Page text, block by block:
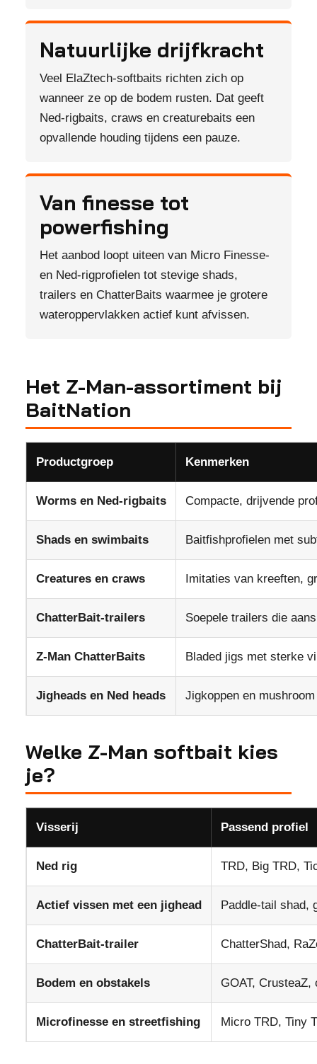
Natuurlijke drijfkracht
Veel ElaZtech-softbaits richten zich op
wanneer ze op de bodem rusten. Dat geeft
Ned-rigbaits, craws en creaturebaits een
opvallende houding tijdens een pauze.
Van finesse tot
powerfishing
Het aanbod loopt uiteen van Micro Finesse-
en Ned-rigprofielen tot stevige shads,
trailers en ChatterBaits waarmee je grotere
wateroppervlakken actief kunt afvissen.
Het Z-Man-assortiment bij
BaitNation
Productgroep Kenmerken
Worms en Ned-rigbaits Compacte, drijvende
Shads en swimbaits Baitfishprofielen met
Creatures en craws Imitaties van kreeften,
ChatterBait-trailers Soepele trailers die
Z-Man ChatterBaits Bladed jigs met sterke
Jigheads en Ned heads Jigkoppen en
Welke Z-Man softbait kies
je?
Visserij Passend profiel
Ned rig TRD, Big TRD,
Actief vissen met een jighead Paddle-tail shad,
ChatterBait-trailer ChatterShad,
Bodem en obstakels GOAT,
Microfinesse en streetfishing Micro TRD, Tiny